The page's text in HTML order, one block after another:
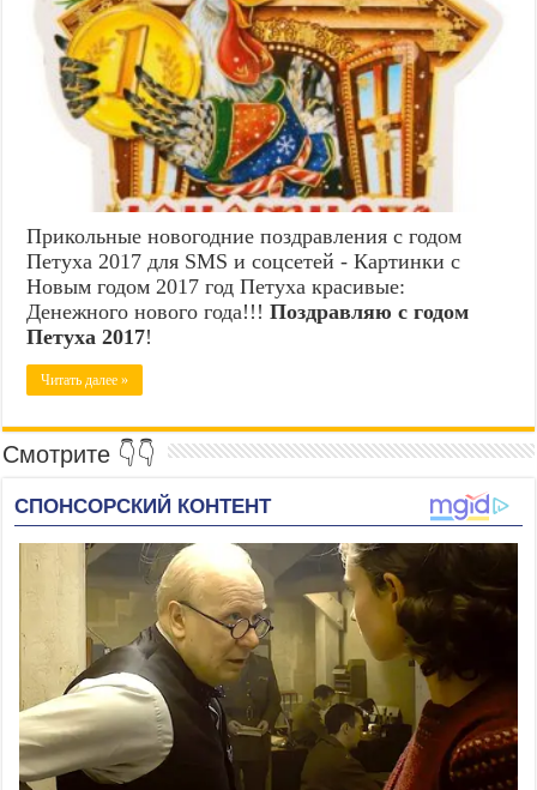
Прикольные новогодние поздравления с годом
Петуха 2017 для SMS и соцсетей - Картинки с
Новым годом 2017 год Петуха красивые:
Денежного нового года!!!Поздравляю с годом
Петуха 2017!
Читать далее »
Смотрите 👇👇